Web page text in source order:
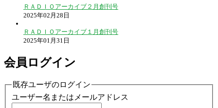
ＲＡＤＩＯアーカイブ２月創刊号
2025年02月28日
ＲＡＤＩＯアーカイブ１月創刊号
2025年01月31日
会員ログイン
既存ユーザのログイン
ユーザー名またはメールアドレス